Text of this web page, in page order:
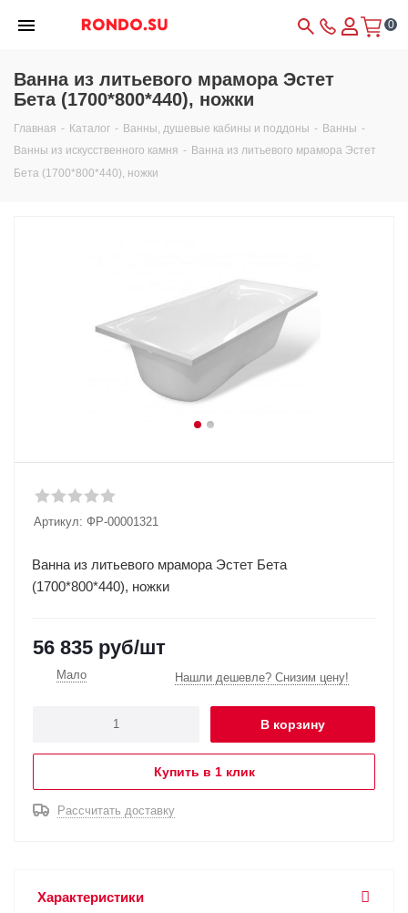
0
Ванна из литьевого мрамора Эстет
Бета (1700*800*440), ножки
Главная - Каталог - Ванны, душевые кабины и поддоны - Ванны -
Ванны из искусственного камня - Ванна из литьевого мрамора Эстет
Бета (1700*800*440), ножки
Артикул: ФР-00001321
Ванна из литьевого мрамора Эстет Бета
(1700*800*440), ножки
56 835 руб/шт
Мало Нашли дешевле? Снизим цену!
В корзину
Купить в 1 клик
Рассчитать доставку
Характеристики